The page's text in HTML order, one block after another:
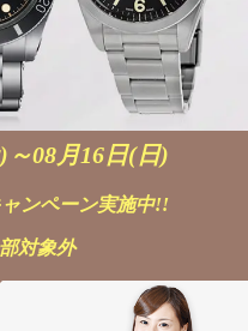
～08月16日(日)
ャンペーン実施中!!
対象外